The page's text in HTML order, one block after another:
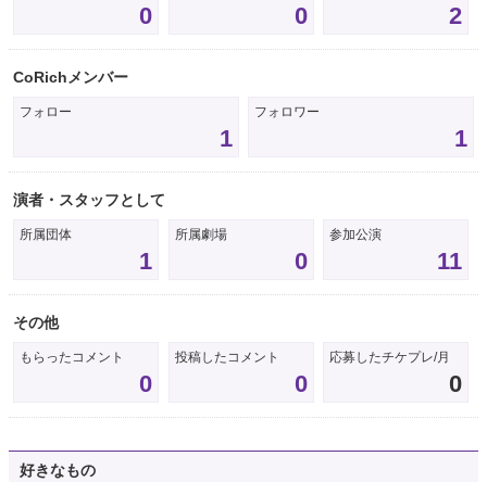
0 0 2
CoRichメンバー
フォロー
1
フォロワー
1
演者・スタッフとして
所属団体
1
所属劇場
0
参加公演
11
その他
もらったコメント
0
投稿したコメント
0
応募したチケプレ/月
0
好きなもの